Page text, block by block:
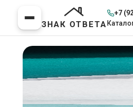
ЗНАК ОТВЕТА
+7